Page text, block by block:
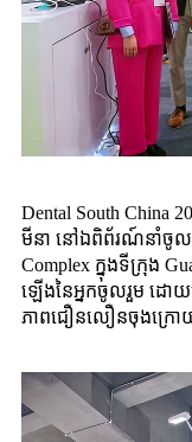
Dental South China
មីនា នៅឯពិព័រណ៍នាំចូល
Complex ក្នុងទីក្រុង
ឡើងនៃអ្នកចូលរួម ដោយ
ភាពជឿនលឿនចុងក្រោយ